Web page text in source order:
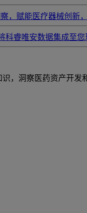
，赋能医疗器械创新
科睿唯安数据集成至
，洞察医药资产开发